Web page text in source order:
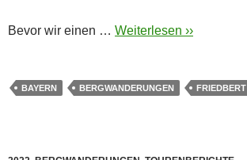
Bevor wir einen … Weiterlesen ››
BAYERN BERGWANDERUNGEN FRIEDBERT